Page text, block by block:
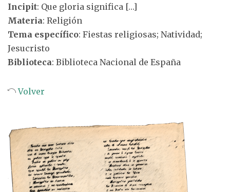
Incipit: Que gloria significa […]
Materia: Religión
Tema específico: Fiestas religiosas; Natividad;
Jesucristo
Biblioteca: Biblioteca Nacional de España
Volver